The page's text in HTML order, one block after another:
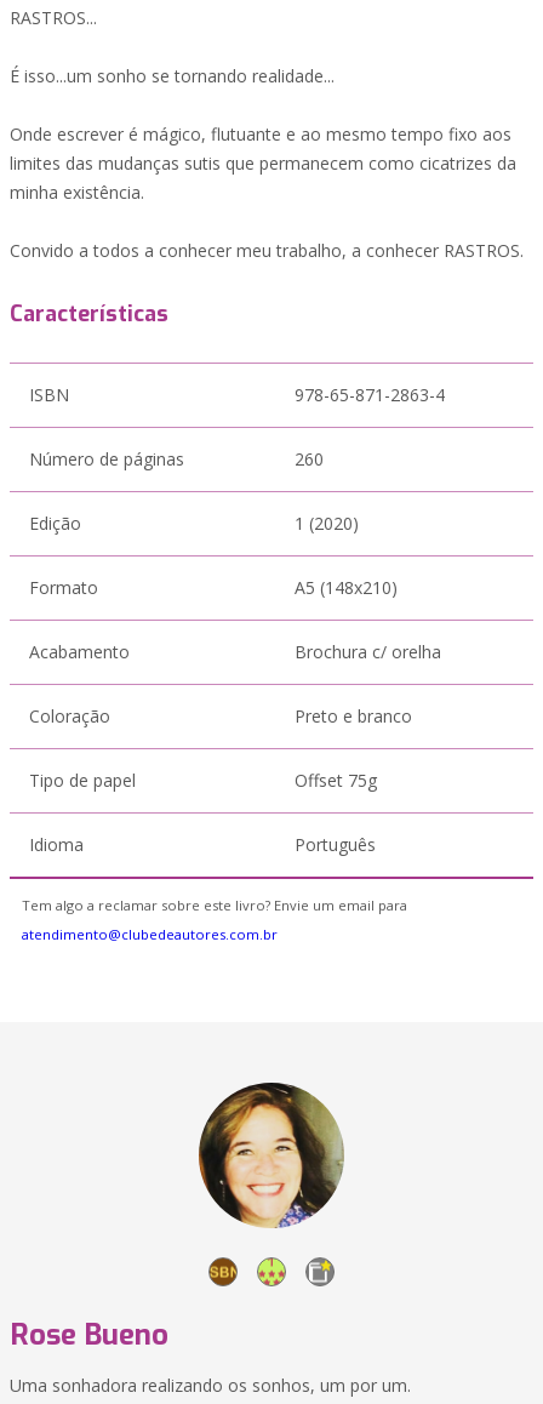
RASTROS...
É isso...um sonho se tornando realidade...
Onde escrever é mágico, flutuante e ao mesmo tempo fixo aos
limites das mudanças sutis que permanecem como cicatrizes da
minha existência.
Convido a todos a conhecer meu trabalho, a conhecer RASTROS.
Características
ISBN 978-65-871-2863-4
Número de páginas 260
Edição 1 (2020)
Formato A5 (148x210)
Acabamento Brochura c/ orelha
Coloração Preto e branco
Tipo de papel Offset 75g
Idioma Português
Tem algo a reclamar sobre este livro? Envie um email para
atendimento@clubedeautores.com.br
Rose Bueno
Uma sonhadora realizando os sonhos, um por um.